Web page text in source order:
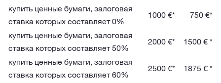
купить ценные бумаги, залоговая
ставка которых составляет 0%
1000 €* 750 €*
купить ценные бумаги, залоговая
ставка которых составляет 50%
2000 €* 1500 € *
купить ценные бумаги, залоговая
ставка которых составляет 60%
2500 €* 1875 € *